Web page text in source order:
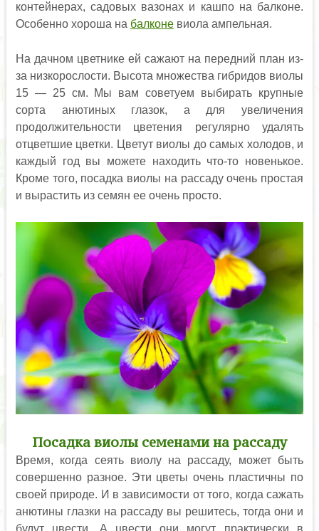
контейнерах, садовых вазонах и кашпо на балконе.
Особенно хороша на балконевиола ампельная.
На дачном цветнике ей сажают на передний план из-
за низкорослости. Высота множества гибридов виолы
15 — 25 см. Мы вам советуем выбирать крупные
сорта анютиных глазок, а для увеличения
продолжительности цветения регулярно удалять
отцветшие цветки. Цветут виолы до самых холодов, и
каждый год вы можете находить что-то новенькое.
Кроме того, посадка виолы на рассаду очень простая
и вырастить из семян ее очень просто.
Посадка виолы семенами на рассаду
Время, когда сеять виолу на рассаду, может быть
совершенно разное. Эти цветы очень пластичны по
своей природе. И в зависимости от того, когда сажать
анютины глазки на рассаду вы решитесь, тогда они и
будут цвести. А цвести они могут практически в